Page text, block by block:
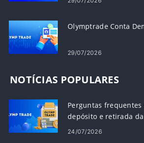
Olymptrade Conta
29/07/2026
NOTÍCIAS POPULARES
Perguntas
depósito e retirada
24/07/2026